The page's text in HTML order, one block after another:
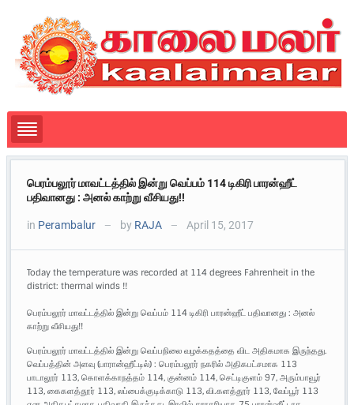
பெரம்பலூர் மாவட்டத்தில் இன்று வெப்பம் 114 டிகிரி பாரன்ஹீட்
பதிவானது : அனல் காற்று வீசியது!!
in Perambalur — by RAJA — April 15, 2017
Today the temperature was recorded at 114 degrees Fahrenheit in the
district: thermal winds !!
பெரம்பலூர் மாவட்டத்தில் இன்று வெப்பம் 114 டிகிரி பாரன்ஹீட் பதிவானது : அனல்
காற்று வீசியது!!
பெரம்பலூர் மாவட்டத்தில் இன்று வெப்பநிலை வழக்கதத்தை விட அதிகமாக இருந்தது.
வெப்பத்தின் அளவு (பாரான்ஹீட்டில்) : பெரம்பலூர் நகரில் அதிகபட்சமாக 113
பாடாலூர் 113, கொளக்காநத்தம் 114, குன்னம் 114, செட்டிகுளம் 97, அரும்பாவூர்
113, கைகளத்தூர் 113, லப்பைக்குடிக்காடு 113, வி.களத்தூர் 113, வேப்பூர் 113